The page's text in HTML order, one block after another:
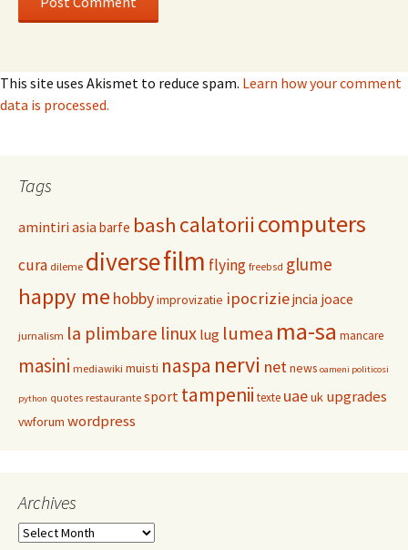
This site uses Akismet to reduce spam. Learn how your comment
data is processed.
Tags
amintiriasia barfe bash calatorii computers
cura dileme diversefilm flying freebsd glume
happy me hobbyimprovizatie ipocriziejncia joace
jurnalism la plimbare linux lug lumea ma-sa mancare
masini mediawiki muisti naspa nervi netnews oameni politicosi
python quotes restaurante sport tampenii texte uaeuk upgrades
vwforum wordpress
Archives
Archives